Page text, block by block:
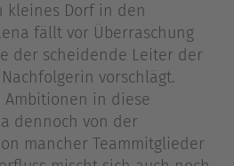
kleines Dorf in den
fällt vor Überraschung
der scheidende Leiter der
vorschlägt.
in diese
dennoch von der
mancher Teammitglieder